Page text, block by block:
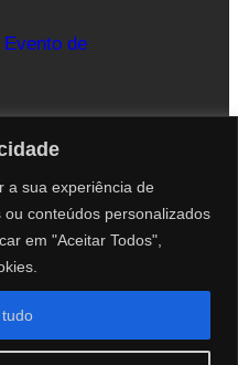
a sua experiência de
conteúdos personalizados
em "Aceitar Todos",
de